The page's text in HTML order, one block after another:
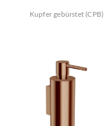
Kupfer gebürstet (CPB)